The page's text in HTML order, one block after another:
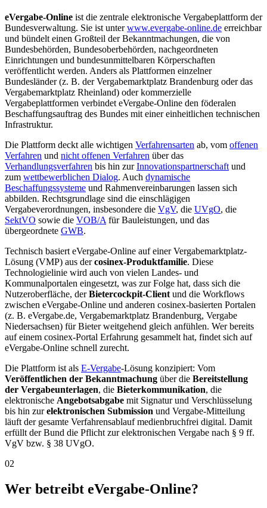
eVergabe-Online ist die zentrale elektronische Vergabeplattform der
Bundesverwaltung. Sie ist unterwww.evergabe-online.de erreichbar
und bündelt einen Großteil der Bekanntmachungen, die von
Bundesbehörden, Bundesoberbehörden, nachgeordneten
Einrichtungen und bundesunmittelbaren Körperschaften
veröffentlicht werden. Anders als Plattformen einzelner
Bundesländer (z. B. der Vergabemarktplatz Brandenburg oder das
Vergabemarktplatz Rheinland) oder kommerzielle
Vergabeplattformen verbindet eVergabe-Online den föderalen
Beschaffungsauftrag des Bundes mit einer einheitlichen technischen
Infrastruktur.
Die Plattform deckt alle wichtigen Verfahrensarten ab, vom offenen
Verfahren und nicht offenen Verfahren über das
Verhandlungsverfahren bis hin zurInnovationspartnerschaft und
zum wettbewerblichen Dialog. Auch dynamische
Beschaffungssysteme und Rahmenvereinbarungen lassen sich
abbilden. Rechtsgrundlage sind die einschlägigen
Vergabeverordnungen, insbesondere die VgV, die UVgO, die
SektVO sowie die VOB/A für Bauleistungen, und das
übergeordnete GWB.
Technisch basiert eVergabe-Online auf einer Vergabemarktplatz-
Lösung (VMP) aus dercosinex-Produktfamilie. Diese
Technologielinie wird auch von vielen Landes- und
Kommunalportalen eingesetzt, was zur Folge hat, dass sich die
Nutzeroberfläche, derBietercockpit-Client und die Workflows
zwischen eVergabe-Online und anderen cosinex-basierten Portalen
(z. B. eVergabe.de, Vergabemarktplatz Brandenburg, Vergabe
Niedersachsen) für Bieter weitgehend gleich anfühlen. Wer bereits
auf einem cosinex-Portal Erfahrung gesammelt hat, findet sich auf
eVergabe-Online schnell zurecht.
Die Plattform ist als E-Vergabe-Lösung konzipiert: Vom
Veröffentlichen der Bekanntmachung über die Bereitstellung
der Vergabeunterlagen, die Bieterkommunikation, die
elektronische Angebotsabgabe mit Signatur und Verschlüsselung
bis hin zurelektronischen Submission und Vergabe-Mitteilung
läuft der gesamte Verfahrensablauf medienbruchfrei digital. Damit
erfüllt der Bund die Pflicht zur elektronischen Vergabe nach § 9 ff.
VgV bzw. § 38 UVgO.
02
Wer betreibt eVergabe-Online?